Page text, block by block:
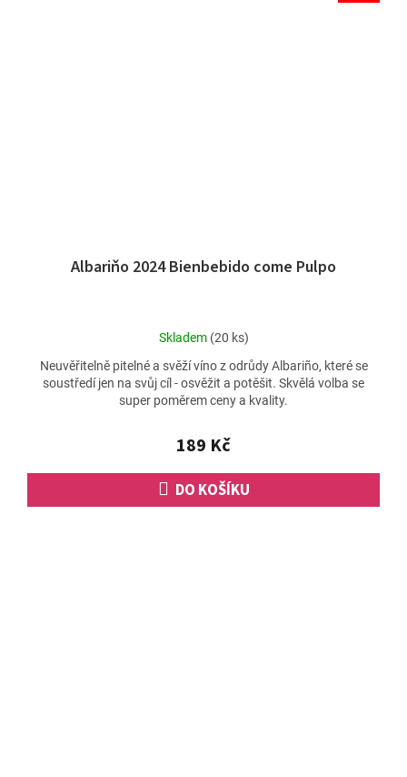
Albariňo 2024 Bienbebido come Pulpo
Průměrné
produktu
je
5,0
5
hvězdiček.
Skladem (20 ks)
189 Kč
DO KOŠÍKU
Neuvěřitelně pitelné a svěží víno z odrůdy Albariño, které se
soustředí jen na svůj cíl - osvěžit a potěšit. Skvělá volba se
super poměrem ceny a kvality.